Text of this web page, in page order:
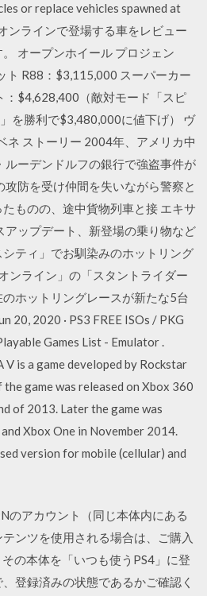
or replace vehicles spawned at
ンラインで登場する車をレビュー
オープンホイール プロジェン
ト R88：$3,115,000 スーパーカー
：$4,628,400（敵対モード「スピ
を勝利で$3,480,000に値下げ） ヴ
ネ ストーリー 2004年、アメリカ中
ルーデンドルフの銀行で強盗事件が
防を受け仲間を失いながら警察と
ものの、途中貨物列車と接 エキサ
アップデート、新登場の乗り物など
ティ」でお馴染みのホットリング
ンライン」の「スタントライダー
ホットリングレースが新たな5台
20, 2020 · PS3 FREE ISOs / PKG
Games List - Emulator .
is a game developed by Rockstar
game was released on Xbox 360
of 2013. Later the game was
Xbox One in November 2014.
version for mobile (cellular) and
のアカウント（同じ本体内にある
ンツを使用される場合は、ご購入
の本体を「いつも使うPS4」に登
登録済みの状態であるかご確認く